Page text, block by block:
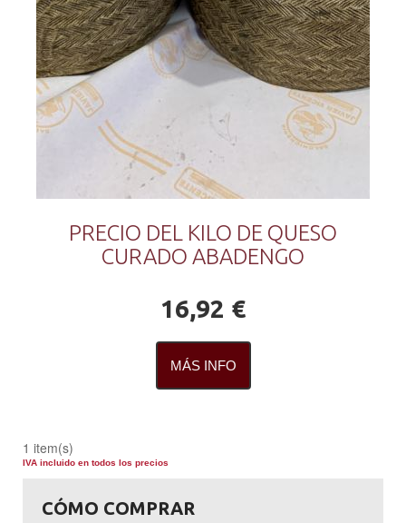
PRECIO DEL KILO DE QUESO
CURADO ABADENGO
16,92 €
MÁS INFO
1 item(s)
IVA incluido en todos los precios
CÓMO COMPRAR